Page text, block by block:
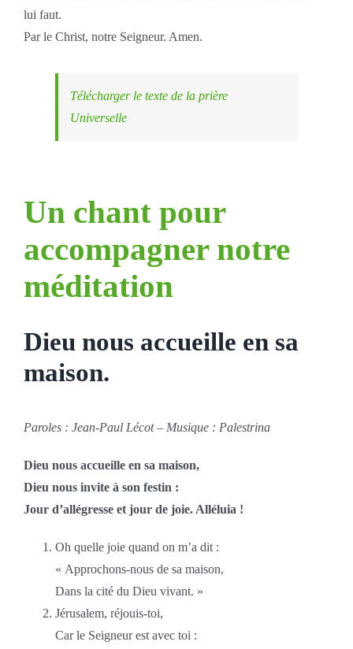
lui faut.
Par le Christ, notre Seigneur. Amen.
Télécharger le texte de la prière
Universelle
Un chant pour
accompagner notre
méditation
Dieu nous accueille en sa
maison.
Paroles : Jean-Paul Lécot – Musique : Palestrina
Dieu nous accueille en sa maison,
Dieu nous invite à son festin :
Jour d’allégresse et jour de joie. Alléluia !
Oh quelle joie quand on m’a dit :
« Approchons-nous de sa maison,
Dans la cité du Dieu vivant. »
Jérusalem, réjouis-toi,
Car le Seigneur est avec toi :